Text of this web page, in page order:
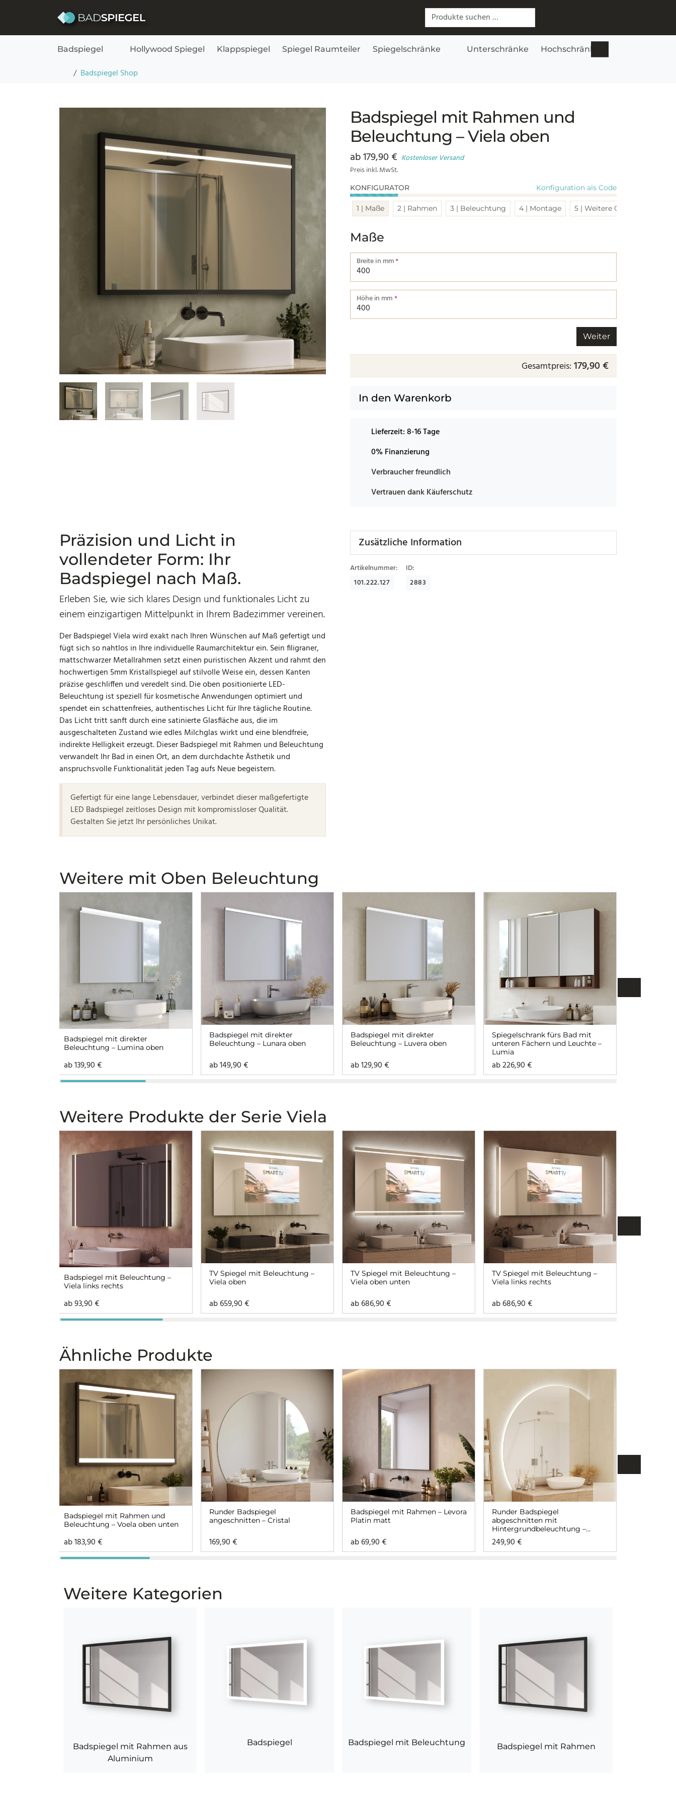
Suchen nach:
Badspiegel Hollywood Spiegel Klappspiegel Spiegel Raumteiler Spiegelschränke Unterschränke Hochschränke
Startseite
Badspiegel Shop
Badspiegel mit Rahmen und Beleuchtung – Viela oben
Badspiegel mit Rahmen und
Beleuchtung – Viela oben
ab179,90 € Kostenloser Versand
Preis inkl. MwSt.
KONFIGURATOR Konfiguration als Code
1 | Maße 2 | Rahmen 3 | Beleuchtung 4 | Montage 5 | Weitere Optionen
Maße
Breite in mm*
Breite von einer Kante bis zur nächsten.
Höhe in mm*
Weiter
Gesamtpreis: 179,90 €
In den Warenkorb
Lieferzeit:8-16 Tage
0% Finanzierung
Verbraucher freundlich
Vertrauen dank Käuferschutz
Präzision und Licht in
vollendeter Form: Ihr
Badspiegel nach Maß.
Erleben Sie, wie sich klares Design und funktionales Licht zu
einem einzigartigen Mittelpunkt in Ihrem Badezimmer vereinen.
Der Badspiegel Viela wird exakt nach Ihren Wünschen auf Maß gefertigt und
fügt sich so nahtlos in Ihre individuelle Raumarchitektur ein. Sein filigraner,
mattschwarzer Metallrahmen setzt einen puristischen Akzent und rahmt den
hochwertigen 5mm Kristallspiegel auf stilvolle Weise ein, dessen Kanten
präzise geschliffen und veredelt sind. Die oben positionierte LED-
Beleuchtung ist speziell für kosmetische Anwendungen optimiert und
spendet ein schattenfreies, authentisches Licht für Ihre tägliche Routine.
Das Licht tritt sanft durch eine satinierte Glasfläche aus, die im
ausgeschalteten Zustand wie edles Milchglas wirkt und eine blendfreie,
indirekte Helligkeit erzeugt. Dieser Badspiegel mit Rahmen und Beleuchtung
verwandelt Ihr Bad in einen Ort, an dem durchdachte Ästhetik und
anspruchsvolle Funktionalität jeden Tag aufs Neue begeistern.
Gefertigt für eine lange Lebensdauer, verbindet dieser maßgefertigte
LED Badspiegel zeitloses Design mit kompromissloser Qualität.
Gestalten Sie jetzt Ihr persönliches Unikat.
Zusätzliche Information
Artikelnummer:
101.222.127
ID:
2883
Weitere mit Oben Beleuchtung
Badspiegel mit direkter
Beleuchtung – Lumina oben
ab139,90€
Badspiegel mit direkter
Beleuchtung – Lunara oben
ab149,90€
Badspiegel mit direkter
Beleuchtung – Luvera oben
ab129,90€
Spiegelschrank fürs Bad mit
unteren Fächern und Leuchte –
Lumia
ab226,90€
Weitere Produkte der Serie Viela
Badspiegel mit Beleuchtung –
Viela links rechts
ab93,90€
TV Spiegel mit Beleuchtung –
Viela oben
ab659,90€
TV Spiegel mit Beleuchtung –
Viela oben unten
ab686,90€
TV Spiegel mit Beleuchtung –
Viela links rechts
ab686,90€
Ähnliche Produkte
Badspiegel mit Rahmen und
Beleuchtung – Voela oben unten
ab183,90€
Runder Badspiegel
angeschnitten – Cristal
169,90€
Badspiegel mit Rahmen – Levora
Platin matt
ab69,90€
Runder Badspiegel
abgeschnitten mit
Hintergrundbeleuchtung –
Aurea
249,90€
Weitere Kategorien
Badspiegel mit Rahmen aus
Aluminium
Badspiegel Badspiegel mit Beleuchtung Badspiegel mit Rahmen